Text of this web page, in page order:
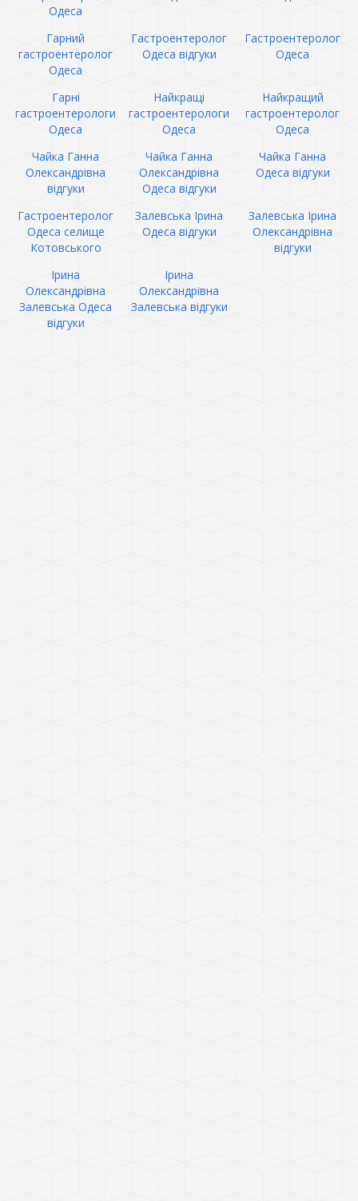
Одеса
Гарний
гастроентеролог
Одеса
Гастроентеролог
Одеса відгуки
Гастроентеролог
Одеса
Гарні
гастроентерологи
Одеса
Найкращі
гастроентерологи
Одеса
Найкращий
гастроентеролог
Одеса
Чайка Ганна
Олександрівна
відгуки
Чайка Ганна
Олександрівна
Одеса відгуки
Чайка Ганна
Одеса відгуки
Гастроентеролог
Одеса селище
Котовського
Залевська Ірина
Одеса відгуки
Залевська Ірина
Олександрівна
відгуки
Ірина
Олександрівна
Залевська Одеса
відгуки
Ірина
Олександрівна
Залевська відгуки